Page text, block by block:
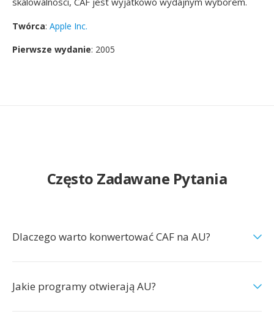
Twórca: Apple Inc.
Pierwsze wydanie: 2005
Często Zadawane Pytania
Dlaczego warto konwertować CAF na AU?
Jakie programy otwierają AU?